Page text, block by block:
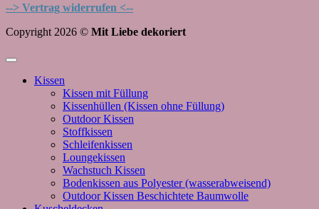
--> Vertrag widerrufen <--
Copyright 2026 © Mit Liebe dekoriert
Kissen
Kissen mit Füllung
Kissenhüllen (Kissen ohne Füllung)
Outdoor Kissen
Stoffkissen
Schleifenkissen
Loungekissen
Wachstuch Kissen
Bodenkissen aus Polyester (wasserabweisend)
Outdoor Kissen Beschichtete Baumwolle